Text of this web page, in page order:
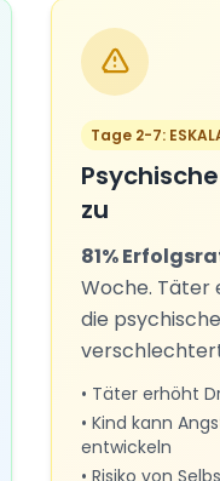
Tage 2-7:
zu
81%
Woche. Täter
die
• Täter erhöht
• Kind kann
entwickeln
• Risiko von